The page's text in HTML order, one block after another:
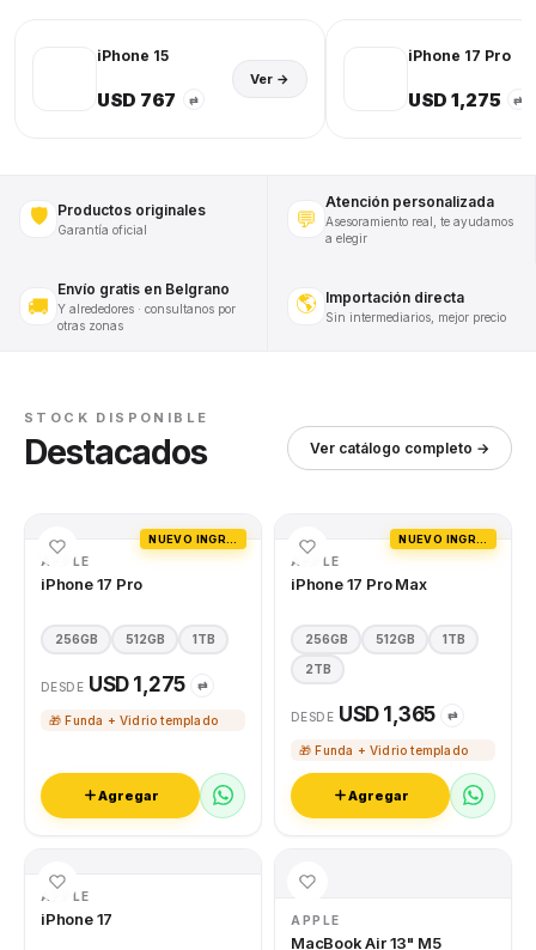
iPhone 15
USD 767 ⇄
Ver →
iPhone 17 Pro
USD 1,275 ⇄
🛡️ Productos originales
Garantía oficial 💬
Atención personalizada
Asesoramiento real, te ayudamos
a elegir
🚚
Envío gratis en Belgrano
Y alrededores · consultanos por
otras zonas
🌎 Importación directa
Sin intermediarios, mejor precio
STOCK DISPONIBLE
Destacados Ver catálogo completo →
APPLE
iPhone 17 Pro
256GB 512GB 1TB
DESDE USD 1,275 ⇄
🎁 Funda + Vidrio templado
Agregar
APPLE
iPhone 17 Pro Max
256GB 512GB 1TB
2TB
DESDE USD 1,365 ⇄
🎁 Funda + Vidrio templado
Agregar
APPLE
iPhone 17 APPLE
MacBook Air 13" M5